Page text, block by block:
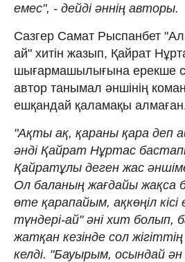
емес", - дейді әннің авторы.
Сазгер Самат Рыспанбет
ай" хитін жазып, Қайрат
шығармашылығына ерекше
автор танымал әншінің
ешқандай қаламақы
"Ақты ақ, қараны қара деп
әнді Қайрат Нұртас
Қайратұлы деген жас
Ол баланың жағдайы жақса
өте қарапайым, ақкөңіл
түндері-ай" әні хит болып,
жатқан кезінде сол
келді. "Бауырым, осындай